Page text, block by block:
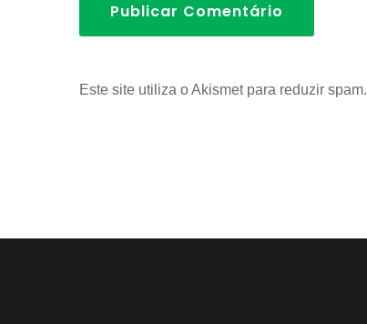
Publicar Comentário
Este site utiliza o Akismet para reduzir spam.